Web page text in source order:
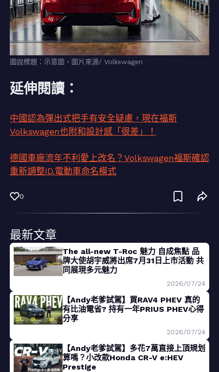
圖說標題：示意圖，圖片來源/ Volkswagen
延伸閱讀：
中國認為彈出式把手有安全疑慮，現在福斯
Volkswagen也附和設計感「很差」！
德國車廠流年不利愛上改名？Volkswagen福斯確認
重新調整ID.電動車命名模式
0
最新文章
The all-new T-Roc 魅力 自成焦點 品
牌大使胡宇威將出席7月31日上市活動 共
同展現多元魅力
2026/07/24
【Andy老爹試駕】買RAV4 PHEV 真的
有比油電省? 持有一年PRIUS PHEV心得
分享
2026/07/24
【Andy老爹試駕】多花7萬直接上頂規划
算嗎？小改款Honda CR-V e:HEV
Prestige